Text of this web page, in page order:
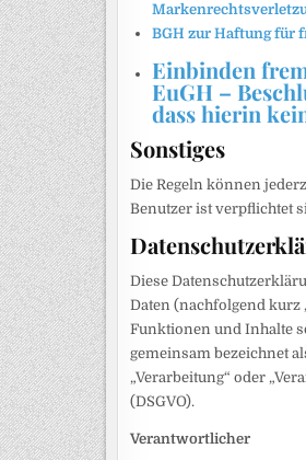
BGH zur Haftung für
Einbinden
EuGH –
dass hierin
Sonstiges
Die Regeln können
Benutzer ist verpflichtet
Diese
Daten (nachfolgend kurz
Funktionen und Inhalte
gemeinsam bezeichnet
„Verarbeitung“ oder
(DSGVO).
Verantwortlicher